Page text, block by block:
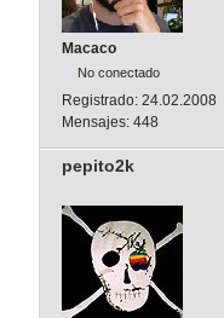
Macaco
No conectado
Registrado: 24.02.2008
Mensajes: 448
pepito2k